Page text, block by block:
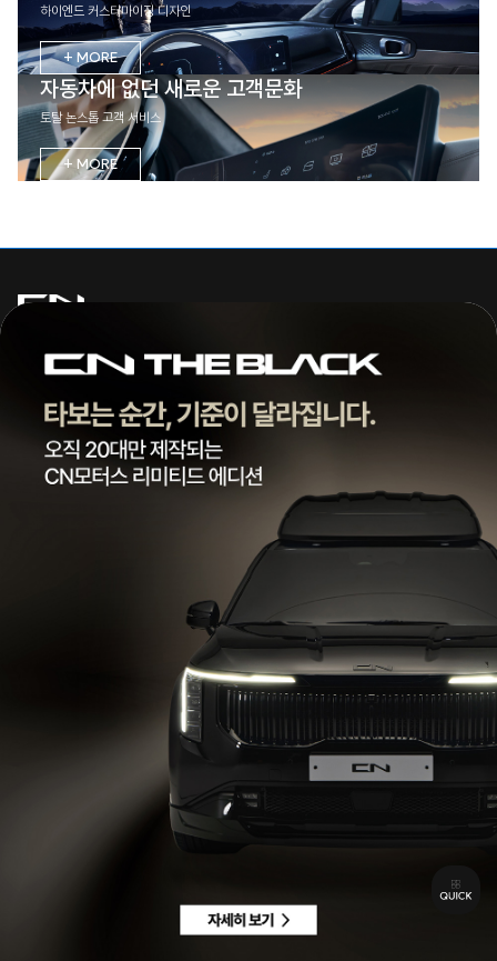
하이엔드 커스터마이징 디자인
+ MORE
자동차에 없던 새로운 고객문화
토탈 논스톱 고객 서비스
+ MORE
주식회사 씨엔모터스
대표 | 조종현
전화 |1855-3966
팩스 | 032-578-3966
통신판매업신고번호 | 제 2022-인천서구-2322호
차량구매상담 | 평일 09:00 ~ 18:00 / 주말 및 공휴일 10:00 ~ 18:00
AS 및 기타상담 | 평일 09:00 ~ 18:00 / 주말 및 공휴일 휴무
이메일수집정보